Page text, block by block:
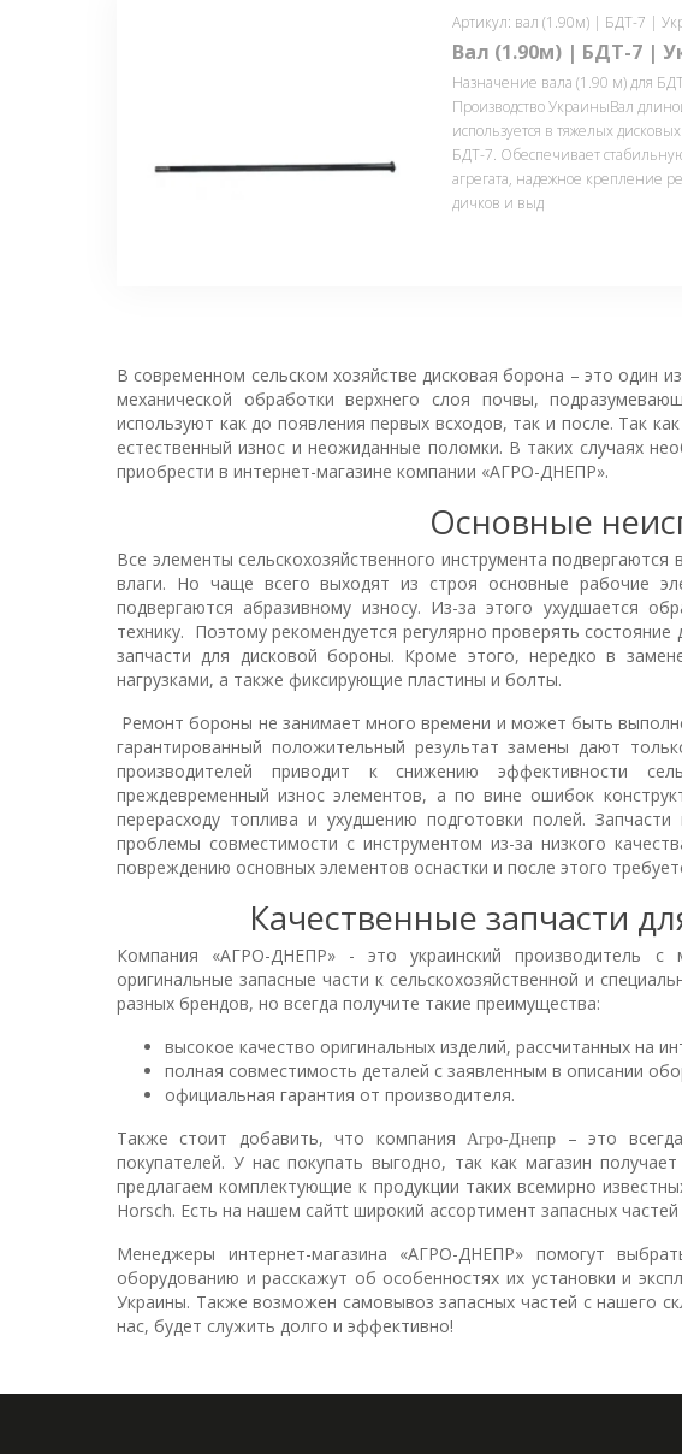
Артикул: вал (1.90м) | БДТ-7 |
Вал (1.90м) | БДТ-7 |
Назначение вала (1.90 м) для
Производство УкраиныВал
используется в тяжелых
БДТ-7. Обеспечивает
агрегата, надежное крепление
дичков и выд
В современном сельском хозяйстве дисковая борона – это один
механической обработки верхнего слоя почвы,
используют как до появления первых всходов, так и после. Так
естественный износ и неожиданные поломки. В таких случаях
приобрести в интернет-магазине компании «АГРО-ДНЕПР».
Основные
Все элементы сельскохозяйственного инструмента
влаги. Но чаще всего выходят из строя основные рабочие
подвергаются абразивному износу. Из-за этого ухудшается
технику. Поэтому рекомендуется регулярно проверять
запчасти для дисковой бороны. Кроме этого, нередко в
нагрузками, а также фиксирующие пластины и болты.
Ремонт бороны не занимает много времени и может быть
гарантированный положительный результат замены дают
производителей приводит к снижению эффективности
преждевременный износ элементов, а по вине ошибок
перерасходу топлива и ухудшению подготовки полей.
проблемы совместимости с инструментом из-за низкого
повреждению основных элементов оснастки и после этого
Качественные запчасти
Компания «АГРО-ДНЕПР» - это украинский производитель
оригинальные запасные части к сельскохозяйственной и
разных брендов, но всегда получите такие преимущества:
высокое качество оригинальных изделий, рассчитанных на
полная совместимость деталей с заявленным в описании
официальная гарантия от производителя.
Также стоит добавить, что компанияАгро-Днепр
– это
покупателей. У нас покупать выгодно, так как магазин
предлагаем комплектующие к продукции таких всемирно
Horsch. Есть на нашем сайтt широкий ассортимент запасных
Менеджеры интернет-магазина «АГРО-ДНЕПР» помогут
оборудованию и расскажут об особенностях их установки и
Украины. Также возможен самовывоз запасных частей с нашего
нас, будет служить долго и эффективно!